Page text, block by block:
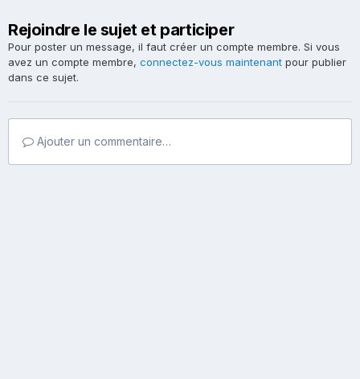
Rejoindre le sujet et participer
Pour poster un message, il faut créer un compte membre. Si vous
avez un compte membre, connectez-vous maintenant pour publier
dans ce sujet.
Ajouter un commentaire…